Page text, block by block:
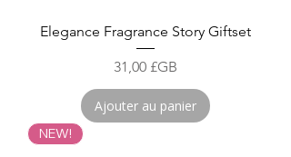
Elegance Fragrance Story Giftset
Prix
31,00 £GB
Ajouter au panier
NEW!